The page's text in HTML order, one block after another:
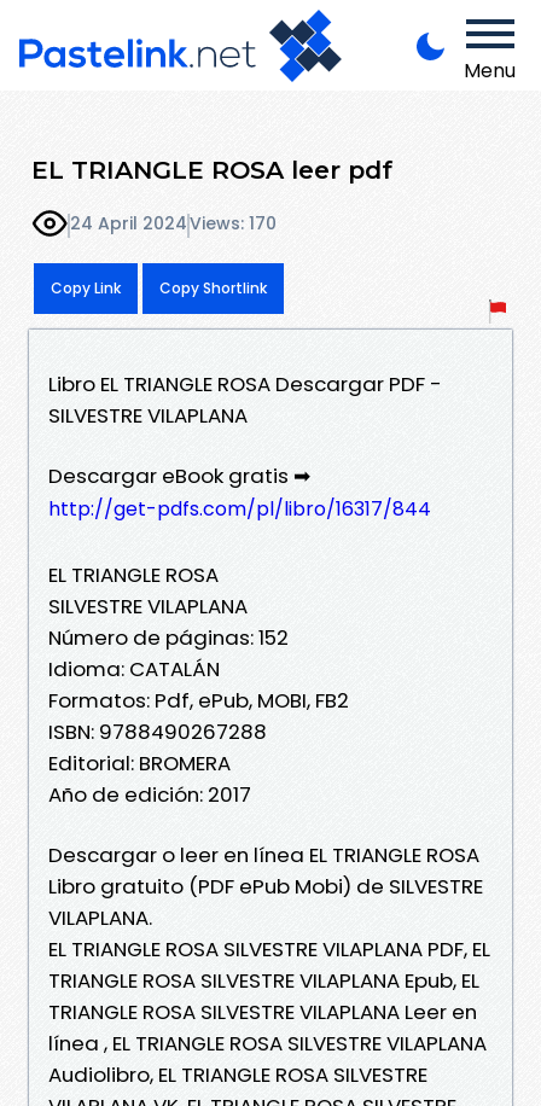
Menu
EL TRIANGLE ROSA leer pdf
24 April 2024Views: 170
Copy Link Copy Shortlink
Libro EL TRIANGLE ROSA Descargar PDF -
SILVESTRE VILAPLANA
Descargar eBook gratis ➡
http://get-pdfs.com/pl/libro/16317/844
EL TRIANGLE ROSA
SILVESTRE VILAPLANA
Número de páginas: 152
Idioma: CATALÁN
Formatos: Pdf, ePub, MOBI, FB2
ISBN: 9788490267288
Editorial: BROMERA
Año de edición: 2017
Descargar o leer en línea EL TRIANGLE ROSA
Libro gratuito (PDF ePub Mobi) de SILVESTRE
VILAPLANA.
EL TRIANGLE ROSA SILVESTRE VILAPLANA PDF, EL
TRIANGLE ROSA SILVESTRE VILAPLANA Epub, EL
TRIANGLE ROSA SILVESTRE VILAPLANA Leer en
línea , EL TRIANGLE ROSA SILVESTRE VILAPLANA
Audiolibro, EL TRIANGLE ROSA SILVESTRE